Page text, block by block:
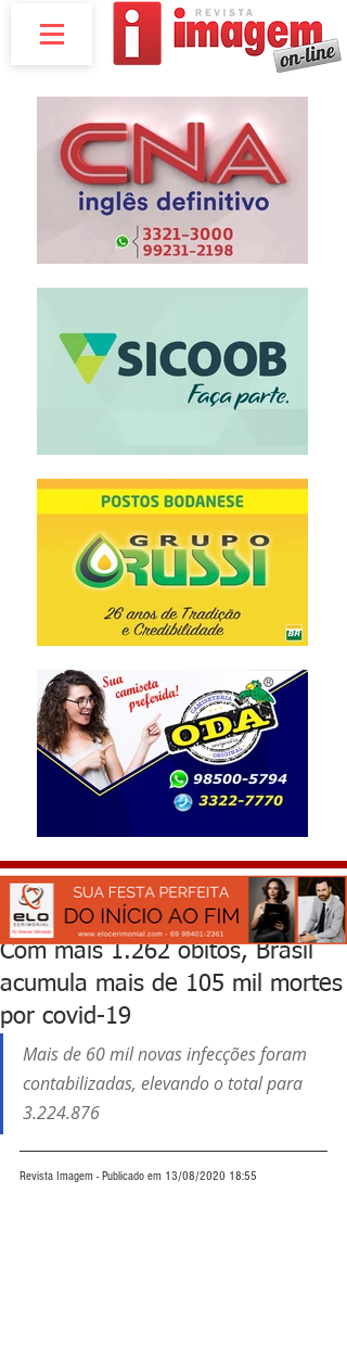
Com mais 1.262 óbitos, Brasil
acumula mais de 105 mil mortes
por covid-19
Mais de 60 mil novas infecções foram
contabilizadas, elevando o total para
3.224.876
Revista Imagem - Publicado em 13/08/2020 18:55